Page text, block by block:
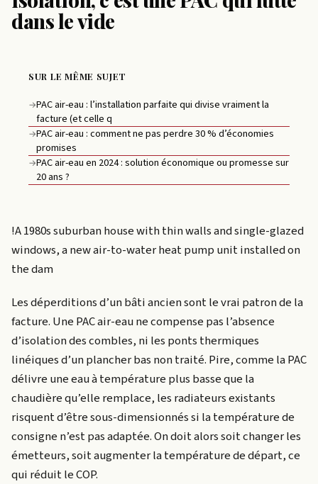
dans le vide
SUR LE MÊME SUJET
→PAC air-eau : l’installation parfaite qui divise vraiment la
facture (et celle q
→PAC air-eau : comment ne pas perdre 30 % d’économies
promises
→PAC air-eau en 2024 : solution économique ou promesse sur
20 ans ?
!A 1980s suburban house with thin walls and single-glazed
windows, a new air-to-water heat pump unit installed on
the dam
Les déperditions d’un bâti ancien sont le vrai patron de la
facture. Une PAC air-eau ne compense pas l’absence
d’isolation des combles, ni les ponts thermiques
linéiques d’un plancher bas non traité. Pire, comme la PAC
délivre une eau à température plus basse que la
chaudière qu’elle remplace, les radiateurs existants
risquent d’être sous-dimensionnés si la température de
consigne n’est pas adaptée. On doit alors soit changer les
émetteurs, soit augmenter la température de départ, ce
qui réduit le COP.